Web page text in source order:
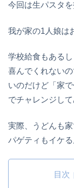
今回は生パスタを
我が家の1人娘は
学校給食もある
喜んでくれない
いのだけど「家
でチャレンジして
実際、うどんも
パゲティもイケる
目次